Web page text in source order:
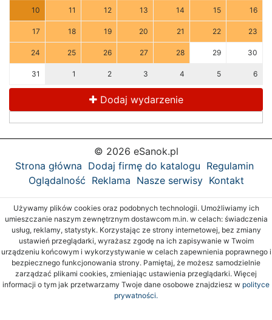
10 11 12 13 14 15 16
17 18 19 20 21 22 23
24 25 26 27 28 29 30
31 1 2 3 4 5 6
Dodaj wydarzenie
© 2026 eSanok.pl
Strona główna Dodaj firmę do katalogu Regulamin
Oglądalność Reklama Nasze serwisy Kontakt
Używamy plików cookies oraz podobnych technologii. Umożliwiamy ich
umieszczanie naszym zewnętrznym dostawcom m.in. w celach: świadczenia
usług, reklamy, statystyk. Korzystając ze strony internetowej, bez zmiany
ustawień przeglądarki, wyrażasz zgodę na ich zapisywanie w Twoim
urządzeniu końcowym i wykorzystywanie w celach zapewnienia poprawnego i
bezpiecznego funkcjonowania strony. Pamiętaj, że możesz samodzielnie
zarządzać plikami cookies, zmieniając ustawienia przeglądarki. Więcej
informacji o tym jak przetwarzamy Twoje dane osobowe znajdziesz w polityce
prywatności.